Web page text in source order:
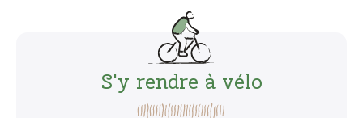
S'y rendre à vélo